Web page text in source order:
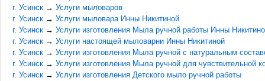
г. Усинск → Услуги мыловаров
г. Усинск → Услуги мыловара Инны Никитиной
г. Усинск → Услуги изготовления Мыла ручной работы Инны
г. Усинск → Услуги настоящей мыловарни Инны Никитиной
г. Усинск → Услуги изготовления Мыла ручной с натуральным
г. Усинск → Услуги изготовления Мыла ручной для чувствительной
г. Усинск → Услуги изготовления Детского мыло ручной работы